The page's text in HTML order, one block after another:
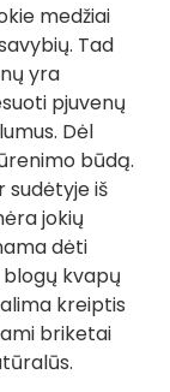
medžiai
Tad
yra
pjuvenų
Dėl
būdą.
sudėtyje iš
jokių
dėti
blogų kvapų
kreiptis
briketai